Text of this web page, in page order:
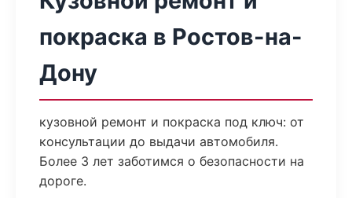
покраска в Ростов-на-
Дону
кузовной ремонт и покраска под ключ: от
консультации до выдачи автомобиля.
Более 3 лет заботимся о безопасности на
дороге.